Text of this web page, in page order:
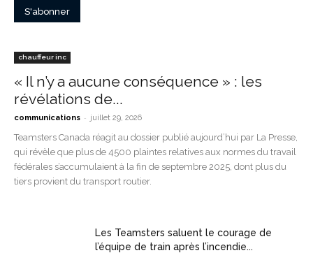
chauffeur inc
« Il n’y a aucune conséquence » : les
révélations de...
communications - juillet 29, 2026
Teamsters Canada réagit au dossier publié aujourd’hui par La Presse,
qui révèle que plus de 4500 plaintes relatives aux normes du travail
fédérales s’accumulaient à la fin de septembre 2025, dont plus du
tiers provient du transport routier.
Les Teamsters saluent le courage de
l’équipe de train après l’incendie...